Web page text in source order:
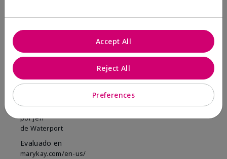
Marcar esta opinión
Awesome
EnviadoHace 1 año
porJeff
de Waterport
Evaluado en
marykay.com/en-us/
Preferences
Reject All
Accept All